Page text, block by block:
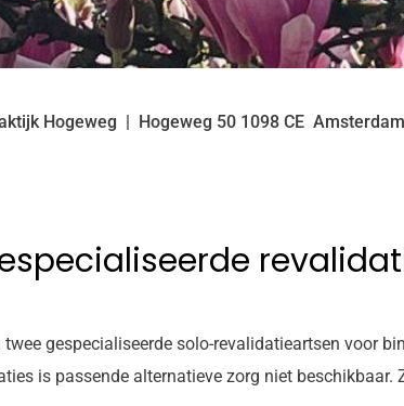
Hogeweg Hogeweg 50 1098 CE Amsterdam
gespecialiseerde solo-revalidatieartsen voor
is passende alternatieve zorg niet beschikbaar.